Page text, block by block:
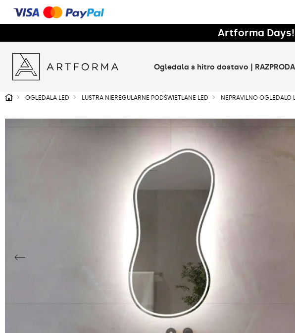
Artforma Days!
Ogledala s hitro dostavo |
OGLEDALA LED LUSTRA NIEREGULARNE PODŚWIETLANE LED NEPRAVILNO OGLEDALO